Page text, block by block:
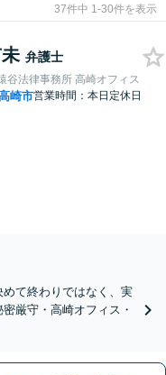
37件中 1-30件を表示
弁護士
谷法律事務所 高崎オフィス
崎市営業時間：本日定休日
て終わりではなく、実
厳守・高崎オフィス・